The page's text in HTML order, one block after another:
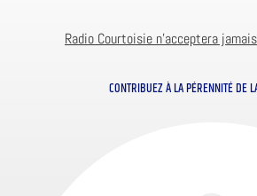
Radio Courtoisie n’acceptera
CONTRIBUEZ À LA PÉRENNITÉ DE